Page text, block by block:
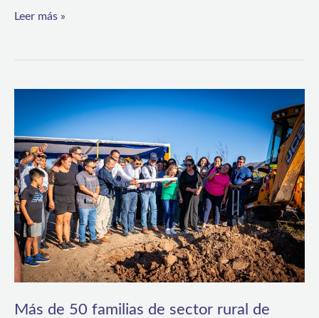
Leer más »
Más de 50 familias de sector rural de
50
familias
de
sector
rural
de
Illapel
cumplirán